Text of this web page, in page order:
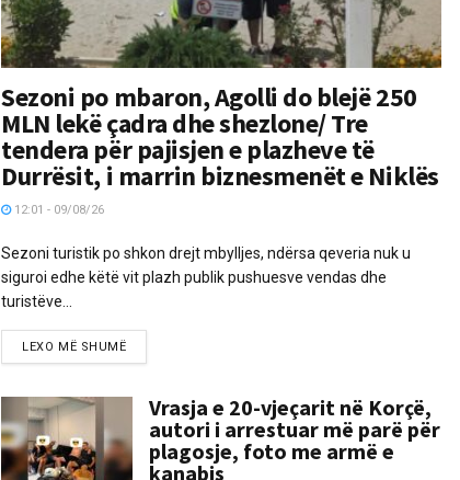
Sezoni po mbaron, Agolli do blejë 250
MLN lekë çadra dhe shezlone/ Tre
tendera për pajisjen e plazheve të
Durrësit, i marrin biznesmenët e Niklës
12:01 - 09/08/26
Sezoni turistik po shkon drejt mbylljes, ndërsa qeveria nuk u
siguroi edhe këtë vit plazh publik pushuesve vendas dhe
turistëve...
LEXO MË SHUMË
Vrasja e 20-vjeçarit në Korçë,
autori i arrestuar më parë për
plagosje, foto me armë e
kanabis